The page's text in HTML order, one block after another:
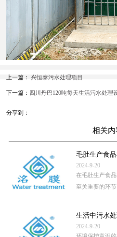
上一篇： 兴恒泰污水处理项目
下一篇： 四川丹巴120吨每天生活污水处理
分享到：
相关内
毛肚生产食
2024-9-20
在毛肚生产食
至关重要的环
生活中污水
2024-9-20